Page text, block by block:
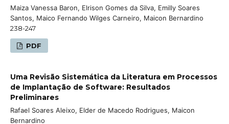
Maiza Vanessa Baron, Elrison Gomes da Silva, Emilly Soares
Santos, Maico Fernando Wilges Carneiro, Maicon Bernardino
238-247
PDF
Uma Revisão Sistemática da Literatura em Processos
de Implantação de Software: Resultados
Preliminares
Rafael Soares Aleixo, Elder de Macedo Rodrigues, Maicon
Bernardino